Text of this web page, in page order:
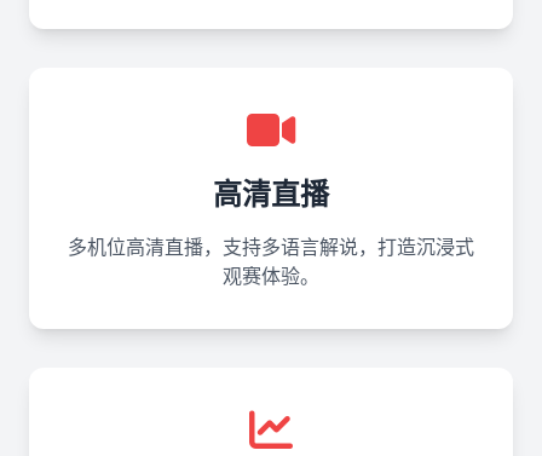
高清直播
多机位高清直播，支持多语言解说，打造沉浸式
观赛体验。